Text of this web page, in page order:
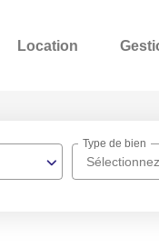
Location
Type de bien